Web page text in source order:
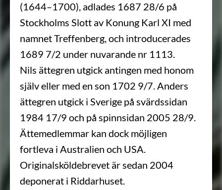
(1644–1700), adlades 1687 28/6 på
Stockholms Slott av Konung Karl XI med
namnet Treffenberg, och introducerades
1689 7/2 under nuvarande nr 1113.
Nils ättegren utgick antingen med honom
själv eller med en son 1702 9/7. Anders
ättegren utgick i Sverige på svärdssidan
1984 17/9 och på spinnsidan 2005 28/9.
Ättemedlemmar kan dock möjligen
fortleva i Australien och USA.
Originalsköldebrevet är sedan 2004
deponerat i Riddarhuset.